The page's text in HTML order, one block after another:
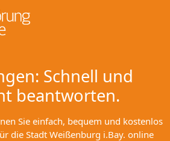
Schnell und
beantworten.
Sie einfach, bequem und kostenlos
die Stadt Weißenburg i.Bay. online